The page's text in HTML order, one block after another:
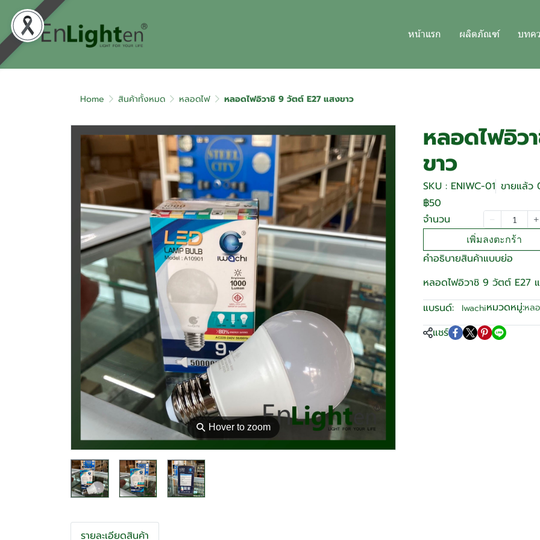
หน้าแรก ผลิตภัณฑ์ บทค
Home สินค้าทั้งหมด หลอดไฟ หลอดไฟอิวาชิ 9 วัตต์ E27 แสงขาว
⚲ Hover to zoom
หลอดไฟอิว
ขาว
SKU : ENIWC-01 ขายแล้ว
฿50
จำนวน
เพิ่มลงตะกร้า
คำอธิบายสินค้าแบบย่อ
หลอดไฟอิวาชิ 9 วัตต์ E27
แบรนด์:
Iwachiหมวดหมู่:หล
แชร์
รายละเอียดสินค้า